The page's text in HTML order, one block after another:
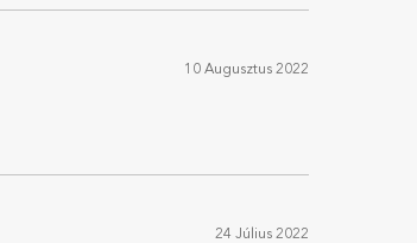
10 Augusztus 2022
24 Július 2022